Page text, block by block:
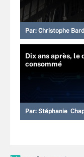
Par: Christophe
Dix ans après, le
consommé
Par: Stéphanie